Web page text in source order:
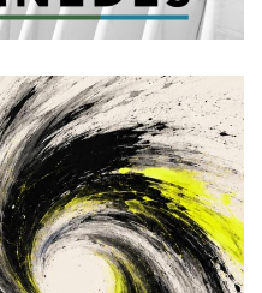
Nou Espai Per
Creació
Dels Joves
Penedès